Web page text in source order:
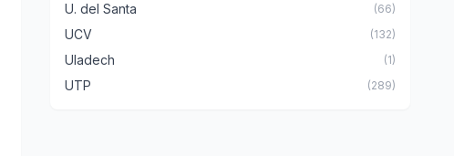
U. del Santa (66)
UCV (132)
Uladech (1)
UTP (289)